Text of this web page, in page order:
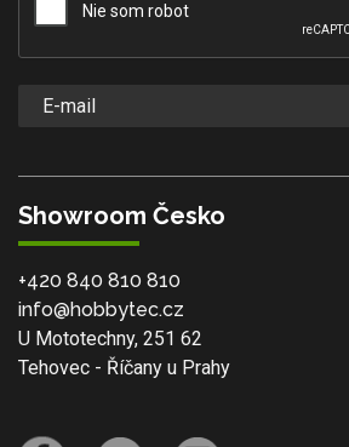
Showroom Česko
+420 840 810 810
info@hobbytec.cz
U Mototechny, 251 62
Tehovec - Říčany u Prahy